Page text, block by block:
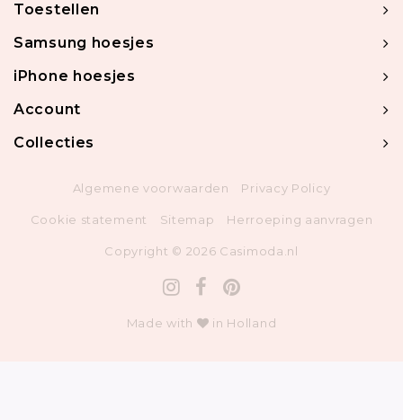
Toestellen
Samsung hoesjes
iPhone hoesjes
Account
Collecties
Algemene voorwaarden Privacy Policy
Cookie statement Sitemap Herroeping aanvragen
Copyright © 2026 Casimoda.nl
Made with in Holland